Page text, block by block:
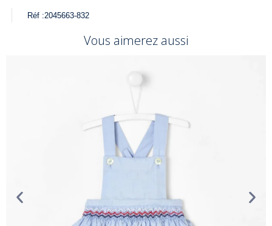
Réf :2045663-832
Vous aimerez aussi